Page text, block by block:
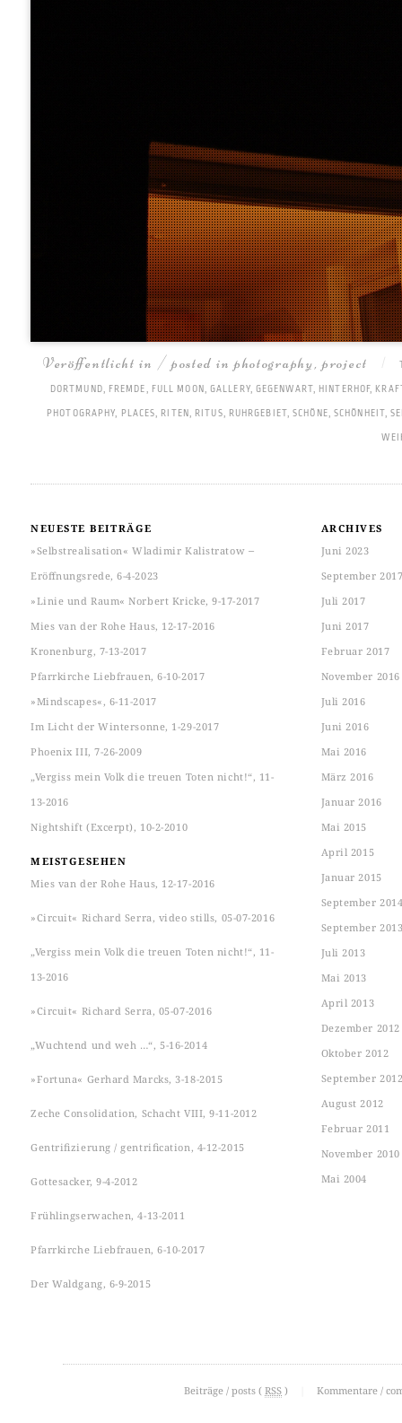
Veröffentlicht in / posted in photography,project
DORTMUND, FREMDE, FULL MOON, GALLERY, GEGENWART, HINTERHOF,
PHOTOGRAPHY, PLACES, RITEN, RITUS, RUHRGEBIET,SCHÖNE, SCHÖNHEIT,
NEUESTE BEITRÄGE
»Selbstrealisation« Wladimir Kalistratow ‒
Eröffnungsrede, 6-4-2023
»Linie und Raum« Norbert Kricke, 9-17-2017
Mies van der Rohe Haus, 12-17-2016
Kronenburg, 7-13-2017
Pfarrkirche Liebfrauen, 6-10-2017
»Mindscapes«, 6-11-2017
Im Licht der Wintersonne, 1-29-2017
Phoenix III, 7-26-2009
„Vergiss mein Volk die treuen Toten nicht!“, 11-
13-2016
Nightshift (Excerpt), 10-2-2010
MEISTGESEHEN
Mies van der Rohe Haus, 12-17-2016
»Circuit« Richard Serra, video stills, 05-07-2016
„Vergiss mein Volk die treuen Toten nicht!“, 11-
13-2016
»Circuit« Richard Serra, 05-07-2016
„Wuchtend und weh …“, 5-16-2014
»Fortuna« Gerhard Marcks, 3-18-2015
Zeche Consolidation, Schacht VIII, 9-11-2012
Gentrifizierung / gentrification, 4-12-2015
Gottesacker, 9-4-2012
Frühlingserwachen, 4-13-2011
Pfarrkirche Liebfrauen, 6-10-2017
Der Waldgang, 6-9-2015
ARCHIVES
Juni 2023
September
Juli 2017
Juni 2017
Februar 2017
November 2016
Juli 2016
Juni 2016
Mai 2016
März 2016
Januar 2016
Mai 2015
April 2015
Januar 2015
September
September
Juli 2013
Mai 2013
April 2013
Dezember 2012
Oktober 2012
September
August 2012
Februar 2011
November 2010
Mai 2004
Beiträge / posts ( RSS ) Kommentare /